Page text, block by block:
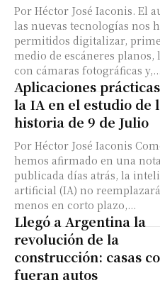
Por Héctor José Iaconis. El
las nuevas tecnologías nos
permitidos digitalizar,
medio de escáneres planos,
con cámaras fotográficas y,...
Aplicaciones
la IA en el estudio de
historia de 9 de Julio
Por Héctor José Iaconis
hemos afirmado en una nota
publicada días atrás, la
artificial (IA) no
menos en corto plazo,...
Llegó a Argentina la
revolución de la
construcción: casas
fueran autos